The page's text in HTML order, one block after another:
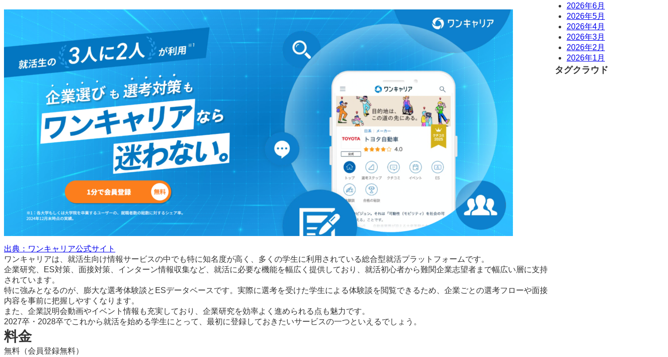
出典：ワンキャリア公式サイト
ワンキャリアは、就活生向け情報サービスの中でも特に知名度が高く、多くの学生に利用されている総合型就活プラットフォームです。
企業研究、ES対策、面接対策、インターン情報収集など、就活に必要な機能を幅広く提供しており、就活初心者から難関企業志望者まで幅広い層に支持
されています。
特に強みとなるのが、膨大な選考体験談とESデータベースです。実際に選考を受けた学生による体験談を閲覧できるため、企業ごとの選考フローや面接
内容を事前に把握しやすくなります。
また、企業説明会動画やイベント情報も充実しており、企業研究を効率よく進められる点も魅力です。
2027卒・2028卒でこれから就活を始める学生にとって、最初に登録しておきたいサービスの一つといえるでしょう。
料金
無料（会員登録無料）
2026年6月
2026年5月
2026年4月
2026年3月
2026年2月
2026年1月
タグクラウド